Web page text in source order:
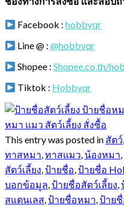
Facebook :hobbyqr
Line @ :@hobbyqr
Shopee :Shopee.co.th/
Tiktok : Hobbyqr
This entry was posted in สัตว์,
ทาสหมา,ทาสแมว, น้องหมา,
สัตว์เลี้ยง,ป้ายชื่อ,ป้ายชื่อ
บอกข้อมูล,ป้ายชื่อสัตว์เลี้ยง,
สแตนเลส,ป้ายชื่อหมา,ป้าย